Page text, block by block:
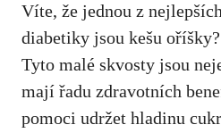
Víte, že‍ jednou⁣ z
diabetiky jsou kešu
Tyto ⁢malé skvosty jsou
⁤mají řadu⁣ zdravotních
⁢pomoci udržet hladinu​